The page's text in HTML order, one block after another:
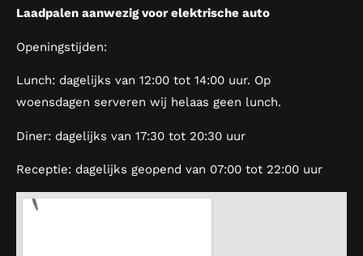
Laadpalen aanwezig voor elektrische auto
Openingstijden:
Lunch: dagelijks van 12:00 tot 14:00 uur. Op
woensdagen serveren wij helaas geen lunch.
Diner: dagelijks van 17:30 tot 20:30 uur
Receptie: dagelijks geopend van 07:00 tot 22:00 uur